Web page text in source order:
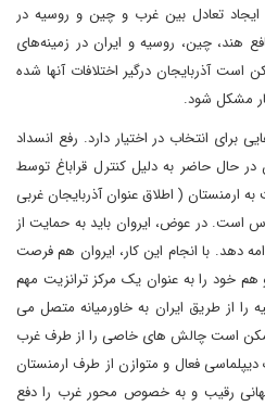
تعادل بین غرب و چین و روسیه در
هند، چین، روسیه و ایران در زمینه‌های
آذربایجان درگیر اختلافات آنها شده
مشکل شود.
برای انتخاب در اختیار دارد. رفع انسداد
در حال حاضر به دلیل کنترل قراباغ توسط
ارمنستان ( اطلاق عنوان آذربایجان غربی
است. در عوض، ایروان باید به حمایت از
دهد. با انجام این کار، ایروان هم فرصت
خود را به عنوان یک مرکز ترانزیت مهم
را از طریق ایران به خاورمیانه متصل می
است چالش های خاصی را از طرف غرب
دیپلماسی فعال و متوازن از طرف ارمنستان
رقیب و به خصوص محور غرب را دفع